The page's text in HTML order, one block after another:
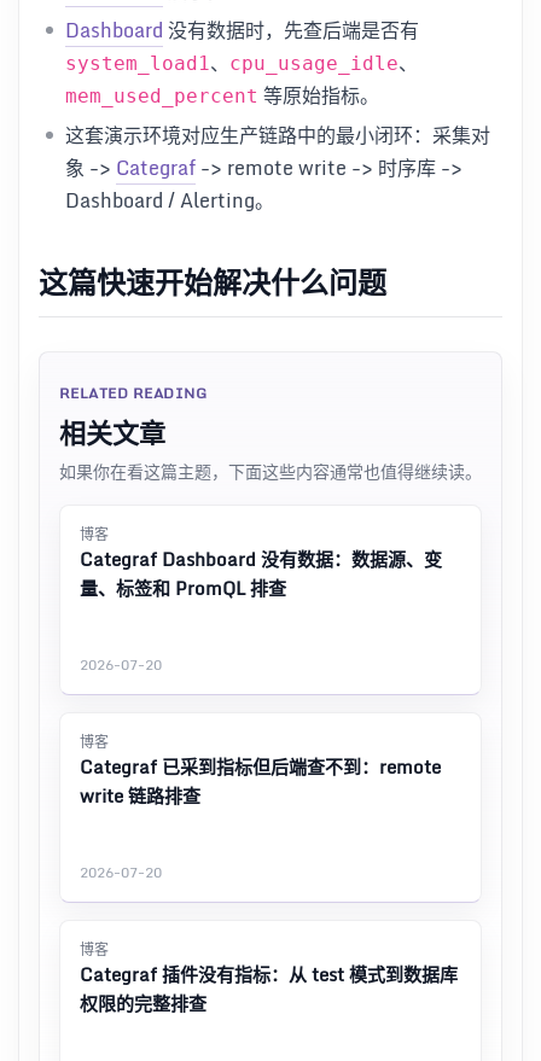
Dashboard没有数据时，先查后端是否有
system_load1 、 cpu_usage_idle、
mem_used_percent 等原始指标。
这套演示环境对应生产链路中的最小闭环：采集对
象 -> Categraf-> remote write -> 时序库 ->
Dashboard / Alerting。
这篇快速开始解决什么问题
RELATED READING
相关文章
如果你在看这篇主题，下面这些内容通常也值得继续读。
博客
Categraf Dashboard 没有数据：数据源、变
量、标签和 PromQL 排查
2026-07-20
博客
Categraf 已采到指标但后端查不到：remote
write 链路排查
2026-07-20
博客
Categraf 插件没有指标：从 test 模式到数据库
权限的完整排查